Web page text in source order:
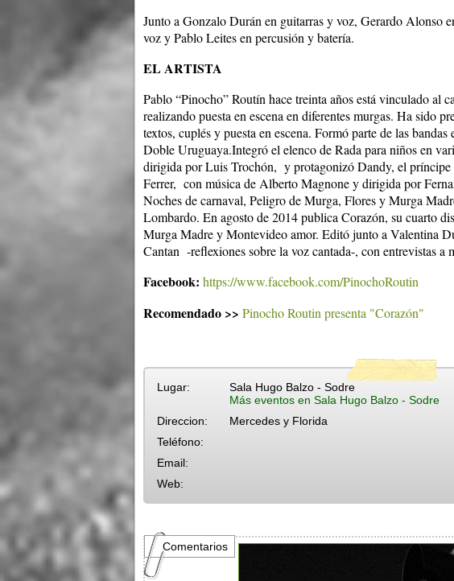
Junto a Gonzalo Durán en guitarras y voz, Gerardo Alonso
voz y Pablo Leites en percusión y batería.
EL ARTISTA
Pablo “Pinocho” Routín hace treinta años está vinculado al
realizando puesta en escena en diferentes murgas. Ha sido
textos, cuplés y puesta en escena. Formó parte de las
Doble Uruguaya.Integró el elenco de Rada para niños en
dirigida por Luis Trochón, y protagonizó Dandy, el príncipe
Ferrer, con música de Alberto Magnone y dirigida por
Noches de carnaval, Peligro de Murga, Flores y Murga
Lombardo. En agosto de 2014 publica Corazón, su cuarto
Murga Madre y Montevideo amor. Editó junto a Valentina
Cantan -reflexiones sobre la voz cantada-, con entrevistas a
Facebook: https://www.facebook.com/PinochoRoutin
Recomendado >> Pinocho Routin presenta "Corazón"
Lugar:
Sala Hugo Balzo - Sodre
Más eventos en Sala Hugo Balzo - Sodre
Direccion:
Mercedes y Florida
Teléfono:
Email:
Web:
Comentarios